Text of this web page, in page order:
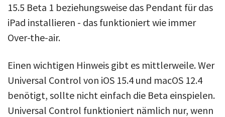
15.5 Beta 1 beziehungsweise das Pendant für das
iPad installieren - das funktioniert wie immer
Over-the-air.
Einen wichtigen Hinweis gibt es mittlerweile. Wer
Universal Control von iOS 15.4 und macOS 12.4
benötigt, sollte nicht einfach die Beta einspielen.
Universal Control funktioniert nämlich nur, wenn